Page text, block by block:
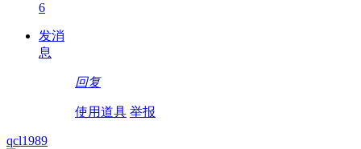
6
发消
息
回复
使用道具 举报
qcl1989